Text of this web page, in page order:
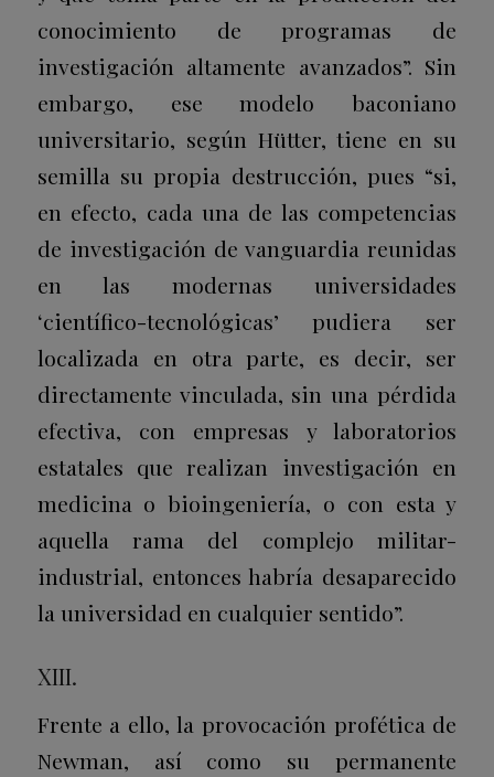
conocimiento de programas de
investigación altamente avanzados”. Sin
embargo, ese modelo baconiano
universitario, según Hütter, tiene en su
semilla su propia destrucción, pues “si,
en efecto, cada una de las competencias
de investigación de vanguardia reunidas
en las modernas universidades
‘científico-tecnológicas’ pudiera ser
localizada en otra parte, es decir, ser
directamente vinculada, sin una pérdida
efectiva, con empresas y laboratorios
estatales que realizan investigación en
medicina o bioingeniería, o con esta y
aquella rama del complejo militar-
industrial, entonces habría desaparecido
la universidad en cualquier sentido”.
XIII.
Frente a ello, la provocación profética de
Newman, así como su permanente